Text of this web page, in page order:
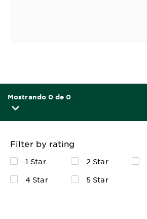
Mostrando 0 de 0
Filter by rating
1 Star 2 Star
4 Star
5 Star